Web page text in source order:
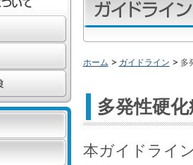
ホーム ガイドライン 多
多発性硬
本ガイドライ